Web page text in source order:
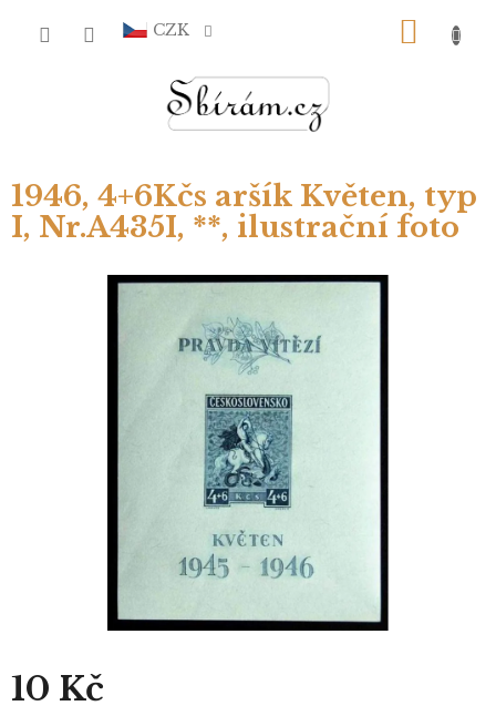
CZK
1946, 4+6Kčs aršík Květen, typ
I, Nr.A435I, **, ilustrační foto
10 Kč